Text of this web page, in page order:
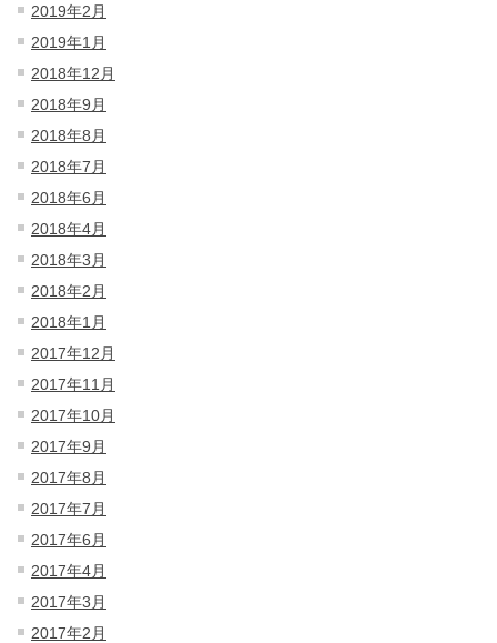
2019年2月
2019年1月
2018年12月
2018年9月
2018年8月
2018年7月
2018年6月
2018年4月
2018年3月
2018年2月
2018年1月
2017年12月
2017年11月
2017年10月
2017年9月
2017年8月
2017年7月
2017年6月
2017年4月
2017年3月
2017年2月